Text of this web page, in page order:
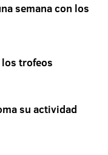
semana con los
trofeos
su actividad